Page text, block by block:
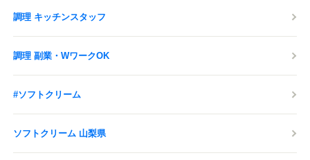
応募する
調理 キッチンスタッフ
調理 副業・WワークOK
#ソフトクリーム
ソフトクリーム 山梨県